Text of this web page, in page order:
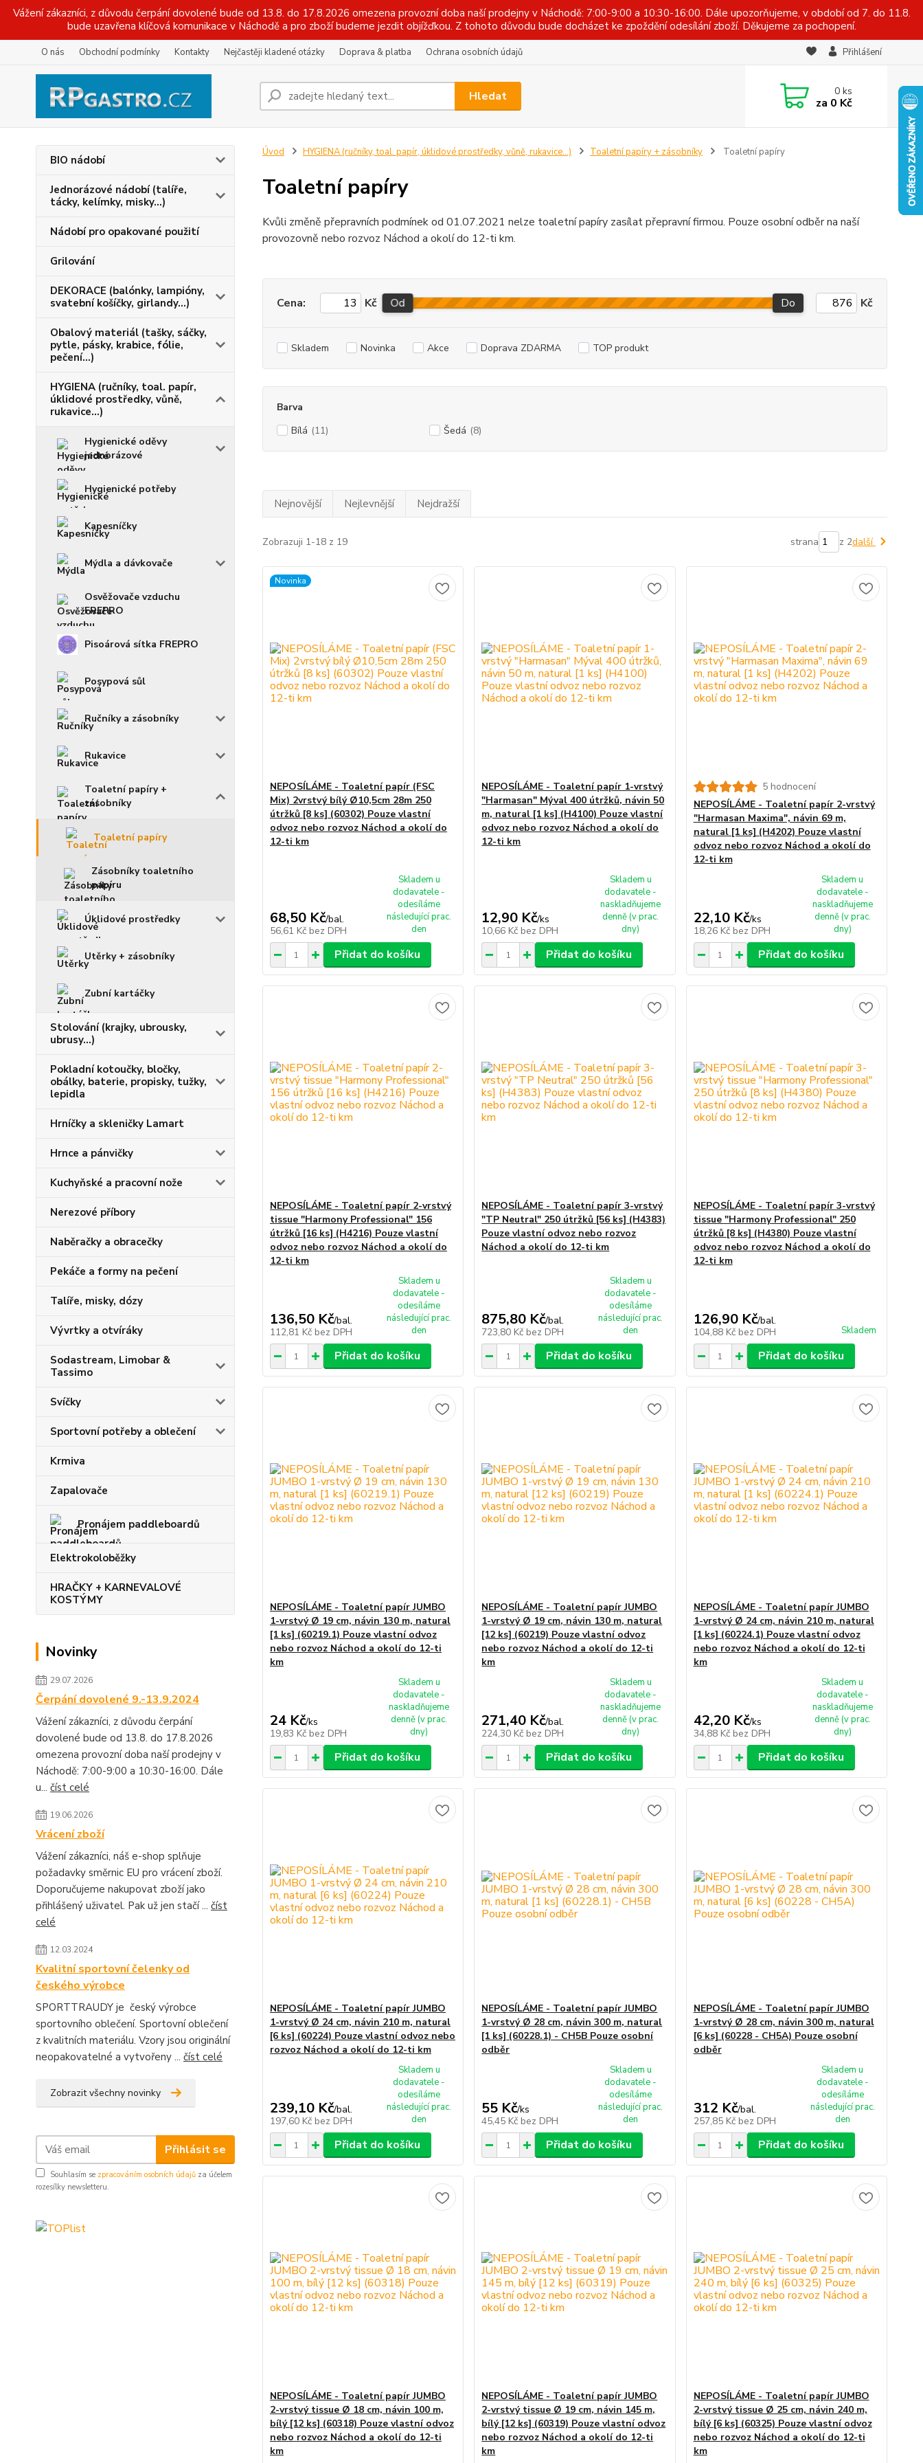
Vážení zákazníci, z důvodu čerpání dovolené bude od 13.8. do 17.8.2026 omezena provozní doba naší prodejny v Náchodě: 7:00-9:00 a 10:30-16:00. Dále upozorňujeme, v období od 7. do 11.8.
bude uzavřena klíčová komunikace v Náchodě a pro zboží budeme jezdit objížďkou. Z tohoto důvodu bude docházet ke zpoždění odesílání zboží. Děkujeme za pochopení.
O nás Obchodní podmínky Kontakty Nejčastěji kladené otázky Doprava & platba Ochrana osobních údajů Přihlášení
Hledat 0ks
za 0 Kč
BIO nádobí
Jednorázové nádobí (talíře,
tácky, kelímky, misky...)
Nádobí pro opakované použití
Grilování
DEKORACE (balónky, lampióny,
svatební košíčky, girlandy...)
Obalový materiál (tašky, sáčky,
pytle, pásky, krabice, fólie,
pečení...)
HYGIENA (ručníky, toal. papír,
úklidové prostředky, vůně,
rukavice...)
Hygienické oděvy
jednorázové
Hygienické potřeby
Kapesníčky
Mýdla a dávkovače
Osvěžovače vzduchu
FREPRO
Pisoárová sítka FREPRO
Posypová sůl
Ručníky a zásobníky
Rukavice
Toaletní papíry +
zásobníky
Toaletní papíry
Zásobníky toaletního
papíru
Úklidové prostředky
Utěrky + zásobníky
Zubní kartáčky
Stolování (krajky, ubrousky,
ubrusy...)
Pokladní kotoučky, bločky,
obálky, baterie, propisky, tužky,
lepidla
Hrníčky a skleničky Lamart
Hrnce a pánvičky
Kuchyňské a pracovní nože
Nerezové příbory
Naběračky a obracečky
Pekáče a formy na pečení
Talíře, misky, dózy
Vývrtky a otvíráky
Sodastream, Limobar &
Tassimo
Svíčky
Sportovní potřeby a oblečení
Krmiva
Zapalovače
Pronájem paddleboardů
Elektrokoloběžky
HRAČKY + KARNEVALOVÉ
KOSTÝMY
Novinky
29.07.2026
Čerpání dovolené 9.-13.9.2024
Vážení zákazníci, z důvodu čerpání
dovolené bude od 13.8. do 17.8.2026
omezena provozní doba naší prodejny v
Náchodě: 7:00-9:00 a 10:30-16:00. Dále
u... číst celé
19.06.2026
Vrácení zboží
Vážení zákazníci, náš e-shop splňuje
požadavky směrnic EU pro vrácení zboží.
Doporučujeme nakupovat zboží jako
přihlášený uživatel. Pak už jen stačí ... číst
celé
12.03.2024
Kvalitní sportovní čelenky od
českého výrobce
SPORTTRAUDY je český výrobce
sportovního oblečení. Sportovní oblečení
z kvalitních materiálu. Vzory jsou originální
neopakovatelné a vytvořeny ... číst celé
Zobrazit všechny novinky
Přihlásit se
Souhlasím se zpracováním osobních údajů za účelem
rozesílky newsletteru.
Úvod HYGIENA (ručníky, toal. papír, úklidové prostředky, vůně, rukavice...) Toaletní papíry + zásobníky Toaletní papíry
Toaletní papíry
Kvůli změně přepravních podmínek od 01.07.2021 nelze toaletní papíry zasílat přepravní firmou. Pouze osobní odběr na naší
provozovně nebo rozvoz Náchod a okolí do 12-ti km.
Cena: Kč Od Do Kč
Skladem Novinka Akce Doprava ZDARMA TOP produkt
Barva
Bílá (11) Šedá (8)
Nejnovější Nejlevnější Nejdražší
Zobrazuji 1-18 z 19 strana z 2další
Novinka
NEPOSÍLÁME - Toaletní papír (FSC
Mix) 2vrstvý bílý Ø10,5cm 28m 250
útržků [8 ks] (60302) Pouze vlastní
odvoz nebo rozvoz Náchod a okolí do
12-ti km
68,50 Kč/bal.
56,61 Kč bez DPH
Skladem u
dodavatele -
odesíláme
následující prac.
den
Přidat do košíku
NEPOSÍLÁME - Toaletní papír 1-vrstvý
"Harmasan" Mýval 400 útržků, návin 50
m, natural [1 ks] (H4100) Pouze vlastní
odvoz nebo rozvoz Náchod a okolí do
12-ti km
12,90 Kč/ks
10,66 Kč bez DPH
Skladem u
dodavatele -
naskladňujeme
denně (v prac.
dny)
Přidat do košíku
5 hodnocení
NEPOSÍLÁME - Toaletní papír 2-vrstvý
"Harmasan Maxima", návin 69 m,
natural [1 ks] (H4202) Pouze vlastní
odvoz nebo rozvoz Náchod a okolí do
12-ti km
22,10 Kč/ks
18,26 Kč bez DPH
Skladem u
dodavatele -
naskladňujeme
denně (v prac.
dny)
Přidat do košíku
NEPOSÍLÁME - Toaletní papír 2-vrstvý
tissue "Harmony Professional" 156
útržků [16 ks] (H4216) Pouze vlastní
odvoz nebo rozvoz Náchod a okolí do
12-ti km
136,50 Kč/bal.
112,81 Kč bez DPH
Skladem u
dodavatele -
odesíláme
následující prac.
den
Přidat do košíku
NEPOSÍLÁME - Toaletní papír 3-vrstvý
"TP Neutral" 250 útržků [56 ks] (H4383)
Pouze vlastní odvoz nebo rozvoz
Náchod a okolí do 12-ti km
875,80 Kč/bal.
723,80 Kč bez DPH
Skladem u
dodavatele -
odesíláme
následující prac.
den
Přidat do košíku
NEPOSÍLÁME - Toaletní papír 3-vrstvý
tissue "Harmony Professional" 250
útržků [8 ks] (H4380) Pouze vlastní
odvoz nebo rozvoz Náchod a okolí do
12-ti km
126,90 Kč/bal.
104,88 Kč bez DPH Skladem
Přidat do košíku
NEPOSÍLÁME - Toaletní papír JUMBO
1-vrstvý Ø 19 cm, návin 130 m, natural
[1 ks] (60219.1) Pouze vlastní odvoz
nebo rozvoz Náchod a okolí do 12-ti
km
24 Kč/ks
19,83 Kč bez DPH
Skladem u
dodavatele -
naskladňujeme
denně (v prac.
dny)
Přidat do košíku
NEPOSÍLÁME - Toaletní papír JUMBO
1-vrstvý Ø 19 cm, návin 130 m, natural
[12 ks] (60219) Pouze vlastní odvoz
nebo rozvoz Náchod a okolí do 12-ti
km
271,40 Kč/bal.
224,30 Kč bez DPH
Skladem u
dodavatele -
naskladňujeme
denně (v prac.
dny)
Přidat do košíku
NEPOSÍLÁME - Toaletní papír JUMBO
1-vrstvý Ø 24 cm, návin 210 m, natural
[1 ks] (60224.1) Pouze vlastní odvoz
nebo rozvoz Náchod a okolí do 12-ti
km
42,20 Kč/ks
34,88 Kč bez DPH
Skladem u
dodavatele -
naskladňujeme
denně (v prac.
dny)
Přidat do košíku
NEPOSÍLÁME - Toaletní papír JUMBO
1-vrstvý Ø 24 cm, návin 210 m, natural
[6 ks] (60224) Pouze vlastní odvoz nebo
rozvoz Náchod a okolí do 12-ti km
239,10 Kč/bal.
197,60 Kč bez DPH
Skladem u
dodavatele -
odesíláme
následující prac.
den
Přidat do košíku
NEPOSÍLÁME - Toaletní papír JUMBO
1-vrstvý Ø 28 cm, návin 300 m, natural
[1 ks] (60228.1) - CH5B Pouze osobní
odběr
55 Kč/ks
45,45 Kč bez DPH
Skladem u
dodavatele -
odesíláme
následující prac.
den
Přidat do košíku
NEPOSÍLÁME - Toaletní papír JUMBO
1-vrstvý Ø 28 cm, návin 300 m, natural
[6 ks] (60228 - CH5A) Pouze osobní
odběr
312 Kč/bal.
257,85 Kč bez DPH
Skladem u
dodavatele -
odesíláme
následující prac.
den
Přidat do košíku
NEPOSÍLÁME - Toaletní papír JUMBO
2-vrstvý tissue Ø 18 cm, návin 100 m,
bílý [12 ks] (60318) Pouze vlastní odvoz
nebo rozvoz Náchod a okolí do 12-ti
km
NEPOSÍLÁME - Toaletní papír JUMBO
2-vrstvý tissue Ø 19 cm, návin 145 m,
bílý [12 ks] (60319) Pouze vlastní odvoz
nebo rozvoz Náchod a okolí do 12-ti
km
NEPOSÍLÁME - Toaletní papír JUMBO
2-vrstvý tissue Ø 25 cm, návin 240 m,
bílý [6 ks] (60325) Pouze vlastní odvoz
nebo rozvoz Náchod a okolí do 12-ti
km